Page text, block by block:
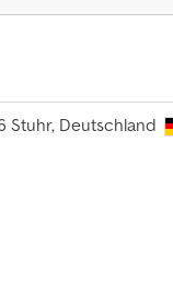
Stuhr, Deutschland